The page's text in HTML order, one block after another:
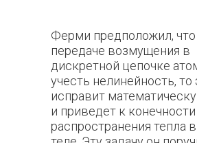
Ферми предположил, что
передаче возмущения в
дискретной цепочке
учесть нелинейность, то
исправит
и приведет к
распространения тепла